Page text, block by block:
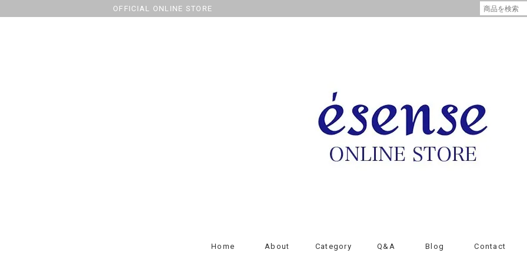
OFFICIAL ONLINE STORE
Home About Category Q&A Blog Contact